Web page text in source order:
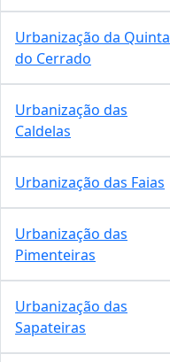
Urbanização da Quinta
do Cerrado
Urbanização das
Caldelas
Urbanização das Faias
Urbanização das
Pimenteiras
Urbanização das
Sapateiras